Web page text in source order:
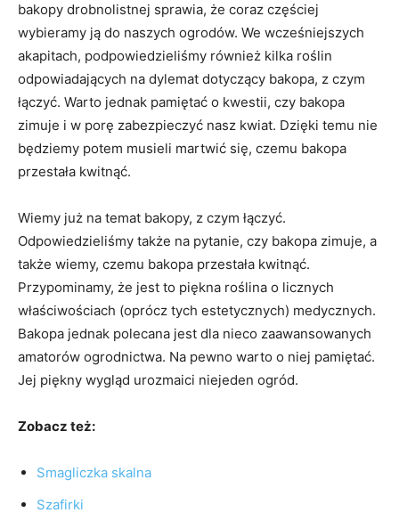
bakopy drobnolistnej sprawia, że coraz częściej
wybieramy ją do naszych ogrodów. We wcześniejszych
akapitach, podpowiedzieliśmy również kilka roślin
odpowiadających na dylemat dotyczący bakopa, z czym
łączyć. Warto jednak pamiętać o kwestii, czy bakopa
zimuje i w porę zabezpieczyć nasz kwiat. Dzięki temu nie
będziemy potem musieli martwić się, czemu bakopa
przestała kwitnąć.
Wiemy już na temat bakopy, z czym łączyć.
Odpowiedzieliśmy także na pytanie, czy bakopa zimuje, a
także wiemy, czemu bakopa przestała kwitnąć.
Przypominamy, że jest to piękna roślina o licznych
właściwościach (oprócz tych estetycznych) medycznych.
Bakopa jednak polecana jest dla nieco zaawansowanych
amatorów ogrodnictwa. Na pewno warto o niej pamiętać.
Jej piękny wygląd urozmaici niejeden ogród.
Zobacz też:
Smagliczka skalna
Szafirki